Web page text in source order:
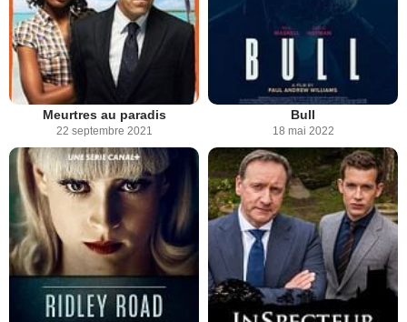
Meurtres au paradis
22 septembre 2021
Bull
18 mai 2022